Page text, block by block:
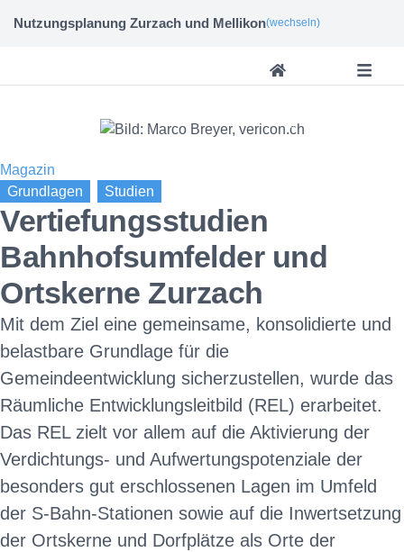
Nutzungsplanung Zurzach und Mellikon(wechseln)
Bild: Marco Breyer, vericon.ch
Magazin
Vertiefungsstudien
Bahnhofsumfelder und
Ortskerne Zurzach
Mit dem Ziel eine gemeinsame, konsolidierte und
belastbare Grundlage für die
Gemeindeentwicklung sicherzustellen, wurde das
Räumliche Entwicklungsleitbild (REL) erarbeitet.
Das REL zielt vor allem auf die Aktivierung der
Verdichtungs- und Aufwertungspotenziale der
besonders gut erschlossenen Lagen im Umfeld
der S-Bahn-Stationen sowie auf die Inwertsetzung
der Ortskerne und Dorfplätze als Orte der